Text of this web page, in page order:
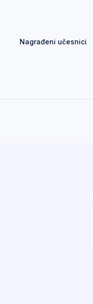
Nagrađeni učesnici